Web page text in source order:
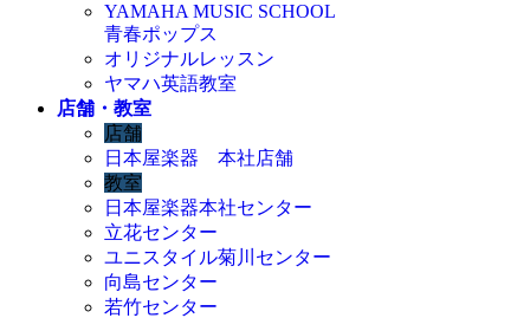
YAMAHA MUSIC SCHOOL
青春ポップス
オリジナルレッスン
ヤマハ英語教室
店舗・教室
店舗
日本屋楽器 本社店舗
教室
日本屋楽器本社センター
立花センター
ユニスタイル菊川センター
向島センター
若竹センター